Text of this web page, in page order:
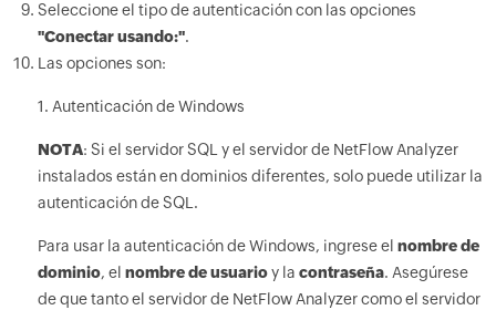
Seleccione el tipo de autenticación con las opciones
"Conectar usando:".
Las opciones son:
1. Autenticación de Windows
NOTA: Si el servidor SQL y el servidor de NetFlow Analyzer
instalados están en dominios diferentes, solo puede utilizar la
autenticación de SQL.
Para usar la autenticación de Windows, ingrese el nombre de
dominio, el nombre de usuarioy la contraseña. Asegúrese
de que tanto el servidor de NetFlow Analyzer como el servidor